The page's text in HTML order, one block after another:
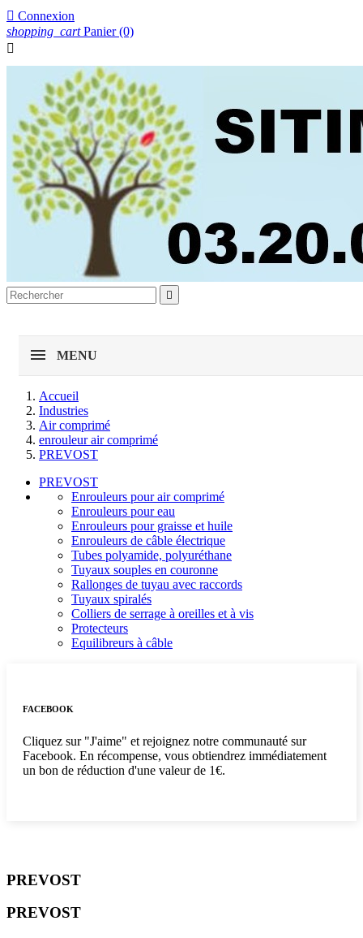
 Connexion
shopping_cart Panier (0)


MENU
Accueil
Industries
Air comprimé
enrouleur air comprimé
PREVOST
PREVOST
Enrouleurs pour air comprimé
Enrouleurs pour eau
Enrouleurs pour graisse et huile
Enrouleurs de câble électrique
Tubes polyamide, polyuréthane
Tuyaux souples en couronne
Rallonges de tuyau avec raccords
Tuyaux spiralés
Colliers de serrage à oreilles et à vis
Protecteurs
Equilibreurs à câble
FACEBOOK
Cliquez sur "J'aime" et rejoignez notre communauté sur
Facebook. En récompense, vous obtiendrez immédiatement
un bon de réduction d'une valeur de 1€.
PREVOST
PREVOST